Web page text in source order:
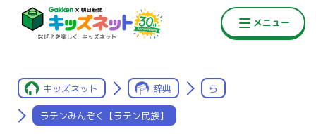
キッズネット 辞典 ら
ラテンみんぞく【ラテン民族】